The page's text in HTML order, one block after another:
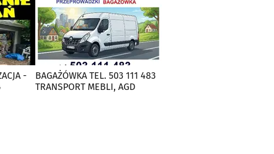
-
BAGAŻÓWKA TEL. 503 111 483
TRANSPORT MEBLI, AGD